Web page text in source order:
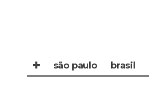
✚ são paulo brasil